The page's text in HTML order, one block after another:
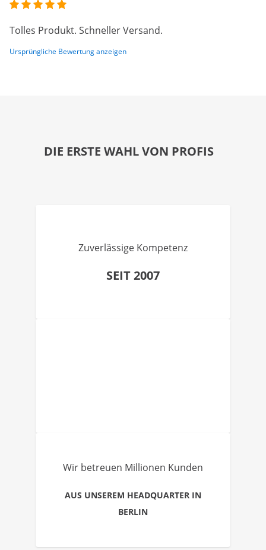
Tolles Produkt. Schneller Versand.
Ursprüngliche Bewertung anzeigen
DIE ERSTE WAHL VON PROFIS
Zuverlässige Kompetenz
SEIT 2007
Wir betreuen Millionen Kunden
AUS UNSEREM HEADQUARTER IN
BERLIN